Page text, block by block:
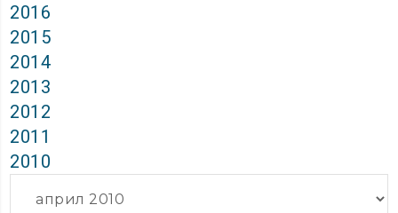
2016
2015
2014
2013
2012
2011
2010